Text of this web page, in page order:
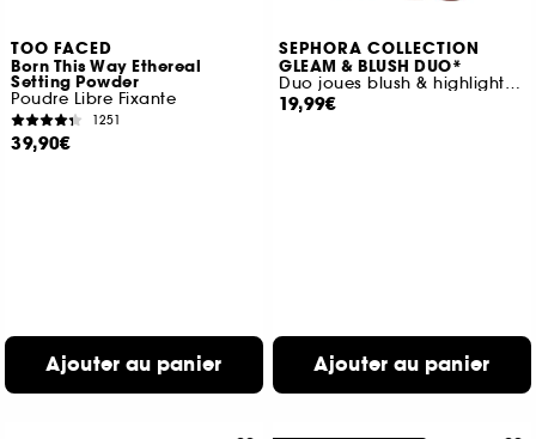
TOO FACED
Born This Way Ethereal
Setting Powder
Poudre Libre Fixante
1251
39,90€
Ajouter au panier
SEPHORA COLLECTION
GLEAM & BLUSH DUO*
Duo joues blush & highlighter liquides
19,99€
Ajouter au panier